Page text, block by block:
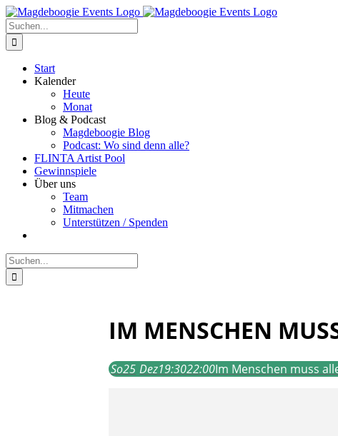
Zum
Inhalt
springen
Facebook
Instagram
E-
Mail
Suche
nach:
Start
Kalender
Heute
Monat
Blog & Podcast
Magdeboogie Blog
Podcast: Wo sind denn alle?
FLINTA Artist Pool
Gewinnspiele
Über uns
Team
Mitmachen
Unterstützen / Spenden
Suche
nach:
IM MENSCHEN
So25 Dez19:3022:00Im Menschen muss